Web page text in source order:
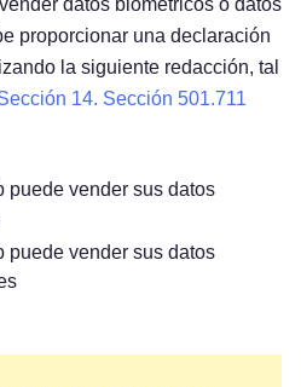
datos biométricos o datos
proporcionar una declaración
la siguiente redacción, tal
14. Sección 501.711
puede vender sus datos
puede vender sus datos